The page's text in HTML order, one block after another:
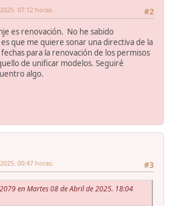
#2
07:12 horas.
es renovación. No he sabido
que me quiere sonar una directiva de la
para la renovación de los permisos
de unificar modelos. Seguiré
algo.
#3
00:47 horas.
en Martes 08 de Abril de 2025. 18:04